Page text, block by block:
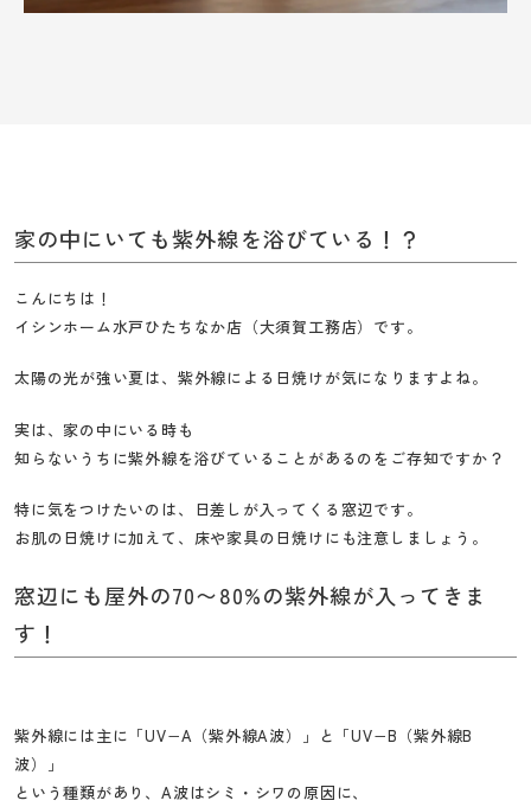
年
店
家の中にいても紫外線を浴びている！？
こんにちは！
イシンホーム水戸ひたちなか店（大須賀工務店）です。
太陽の光が強い夏は、紫外線による日焼けが気になりますよね。
実は、家の中にいる時も
知らないうちに紫外線を浴びていることがあるのをご存知ですか？
特に気をつけたいのは、日差しが入ってくる窓辺です。
お肌の日焼けに加えて、床や家具の日焼けにも注意しましょう。
窓辺にも屋外の70〜80%の紫外線が入ってきま
す！
紫外線には主に「UV−A（紫外線A波）」と「UV−B（紫外線B
波）」
という種類があり、A波はシミ・シワの原因に、